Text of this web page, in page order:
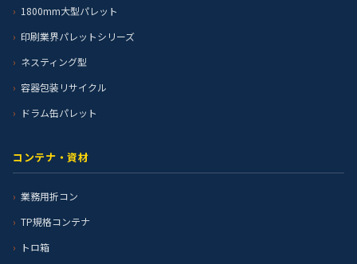
1800mm大型パレット
印刷業界パレットシリーズ
ネスティング型
容器包装リサイクル
ドラム缶パレット
コンテナ・資材
業務用折コン
TP規格コンテナ
トロ箱